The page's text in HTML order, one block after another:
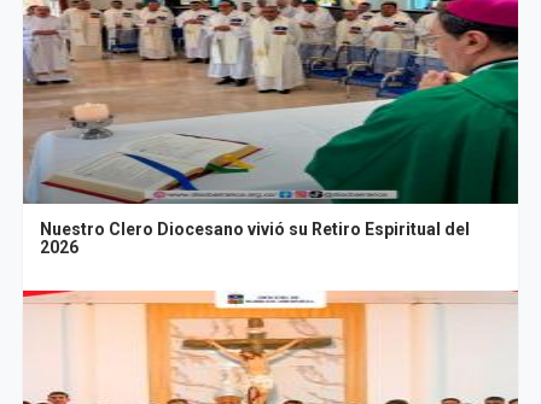
Nuestro Clero Diocesano vivió su Retiro Espiritual del
2026